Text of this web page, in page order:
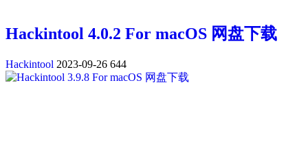
Hackintool 4.0.2 For macOS 网盘下载
Hackintool 2023-09-26 644